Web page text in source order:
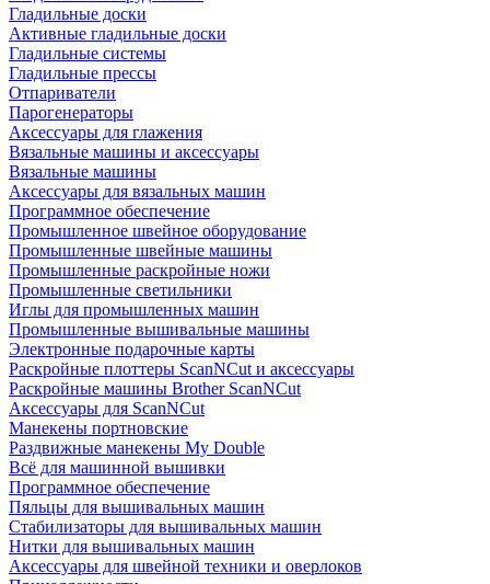
Гладильные доски
Активные гладильные доски
Гладильные системы
Гладильные прессы
Отпариватели
Парогенераторы
Аксессуары для глажения
Вязальные машины и аксессуары
Вязальные машины
Аксессуары для вязальных машин
Программное обеспечение
Промышленное швейное оборудование
Промышленные швейные машины
Промышленные раскройные ножи
Промышленные светильники
Иглы для промышленных машин
Промышленные вышивальные машины
Электронные подарочные карты
Раскройные плоттеры ScanNCut и аксессуары
Раскройные машины Brother ScanNCut
Аксессуары для ScanNCut
Манекены портновские
Раздвижные манекены My Double
Всё для машинной вышивки
Программное обеспечение
Пяльцы для вышивальных машин
Стабилизаторы для вышивальных машин
Нитки для вышивальных машин
Аксессуары для швейной техники и оверлоков